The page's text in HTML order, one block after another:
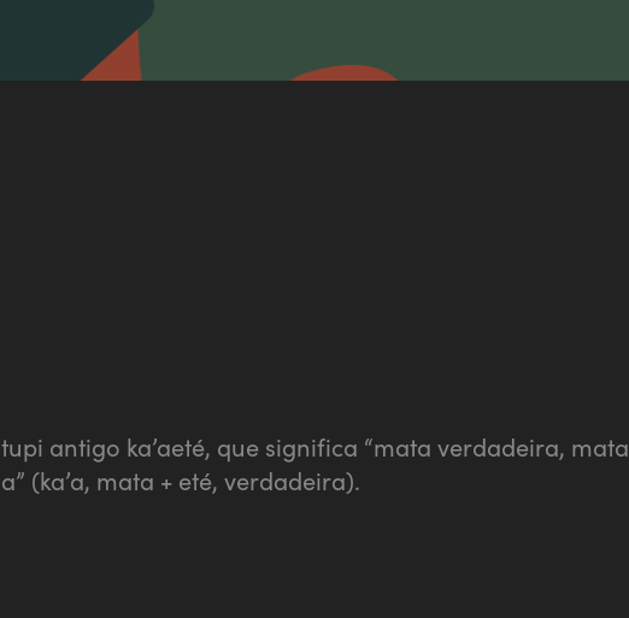
antigo ka’aeté, que significa “mata verdadeira, mata
(ka’a, mata + eté, verdadeira).